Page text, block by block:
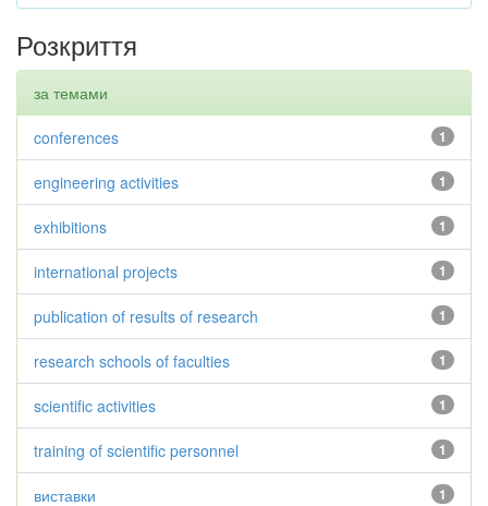
Розкриття
за темами
1
conferences
1
engineering activities
1
exhibitions
1
international projects
1
publication of results of research
1
research schools of faculties
1
scientific activities
1
training of scientific personnel
1
виставки